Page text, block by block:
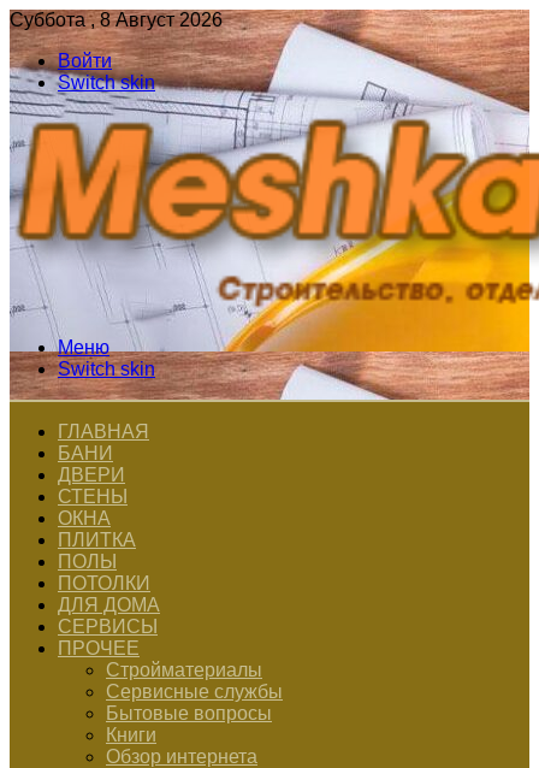
Суббота , 8 Август 2026
Войти
Switch skin
Меню
Switch skin
ГЛАВНАЯ
БАНИ
ДВЕРИ
СТЕНЫ
ОКНА
ПЛИТКА
ПОЛЫ
ПОТОЛКИ
ДЛЯ ДОМА
СЕРВИСЫ
ПРОЧЕЕ
Стройматериалы
Сервисные службы
Бытовые вопросы
Книги
Обзор интернета